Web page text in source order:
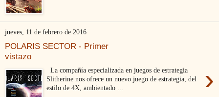
jueves, 11 de febrero de 2016
POLARIS SECTOR - Primer
vistazo
›
La compañía especializada en juegos de estrategia
Slitherine nos ofrece un nuevo juego de estrategia, del
estilo de 4X, ambientado ...